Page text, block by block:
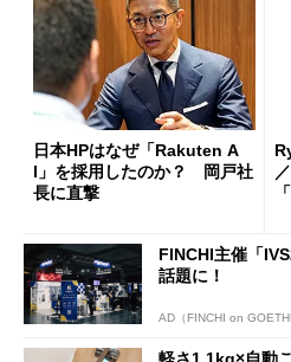
日本HPはなぜ「Rakuten A
I」を採用したのか？ 岡戸社
長に直撃
FINCHI主催「
話題に！
AD（FINCHI on
軽さ1.1kg×自動